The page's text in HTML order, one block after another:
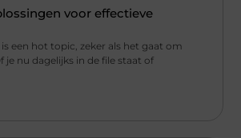
voor effectieve
een hot topic, zeker als het gaat om
je nu dagelijks in de file staat of